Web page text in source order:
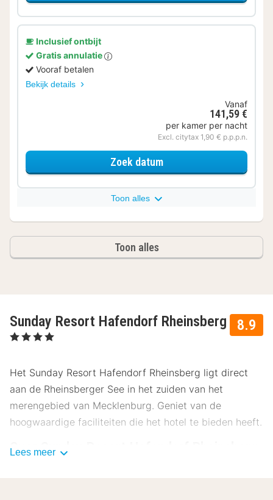
Inclusief ontbijt
Gratis annulatie
Vooraf betalen
Bekijk details
Vanaf
141,59 €
per kamer per nacht
Excl. citytax 1,90 € p.p.p.n.
Zoek datumvoor Standaard Kamer
Toon alles
Toon alles
8.9
Sunday Resort Hafendorf Rheinsberg
, 4 Sterren
Het Sunday Resort Hafendorf Rheinsberg ligt direct
aan de Rheinsberger See in het zuiden van het
merengebied van Mecklenburg. Geniet van de
hoogwaardige faciliteiten die het hotel te bieden heeft.
Over Sunday Resort Hafendorf Rheinsberg
Lees meer